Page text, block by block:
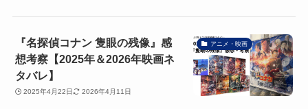
アニメ・映画
『名探偵コナン 隻眼の残像』感
想考察【2025年＆2026年映画ネ
タバレ】
2025年4月22日 2026年4月11日